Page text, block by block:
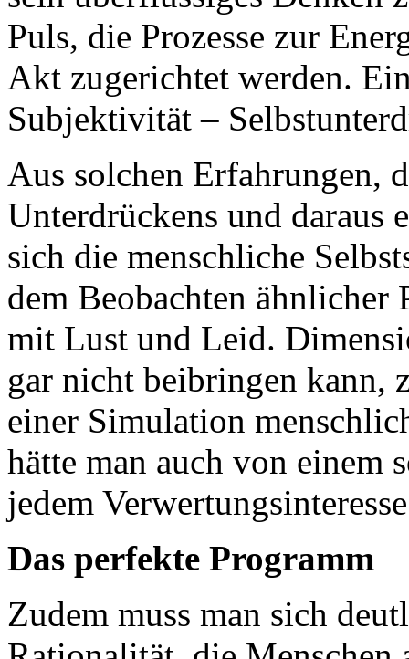
Puls, die Prozesse zur
Akt zugerichtet werden.
Subjektivität –
Aus solchen Erfahrungen,
Unterdrückens und daraus
sich die menschliche
dem Beobachten ähnlicher
mit Lust und Leid.
gar nicht beibringen kann,
einer Simulation
hätte man auch von einem
jedem
Das perfekte Programm
Zudem muss man sich